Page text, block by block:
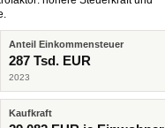
Anteil Einkommensteuer
287 Tsd. EUR
2023
Kaufkraft